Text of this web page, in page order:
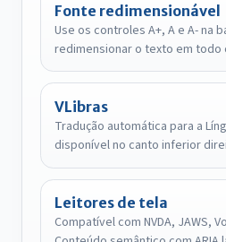
Fonte redimensionável
Use os controles A+, A e A- na
redimensionar o texto em todo
VLibras
Tradução automática para a
disponível no canto inferior
Leitores de tela
Compatível com NVDA, JAWS,